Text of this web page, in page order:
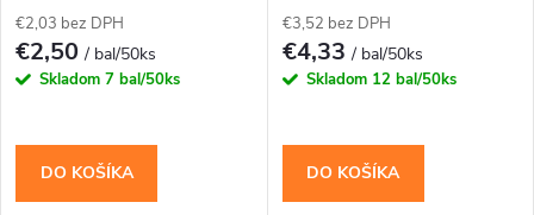
€2,03 bez DPH
€2,50/ bal/50ks
Skladom 7 bal/50ks
DO KOŠÍKA
€3,52 bez DPH
€4,33/ bal/50ks
Skladom 12 bal/50ks
DO KOŠÍKA